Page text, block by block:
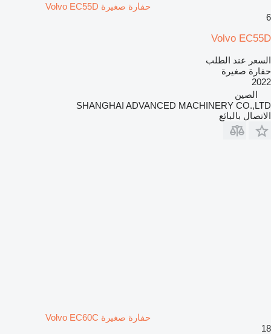
حفارة صغيرة Volvo EC55D
6
Volvo EC55D
السعر عند الطلب
حفارة صغيرة
2022
الصين
SHANGHAI ADVANCED MACHINERY CO.,LTD
الاتصال بالبائع
حفارة صغيرة Volvo EC60C
18